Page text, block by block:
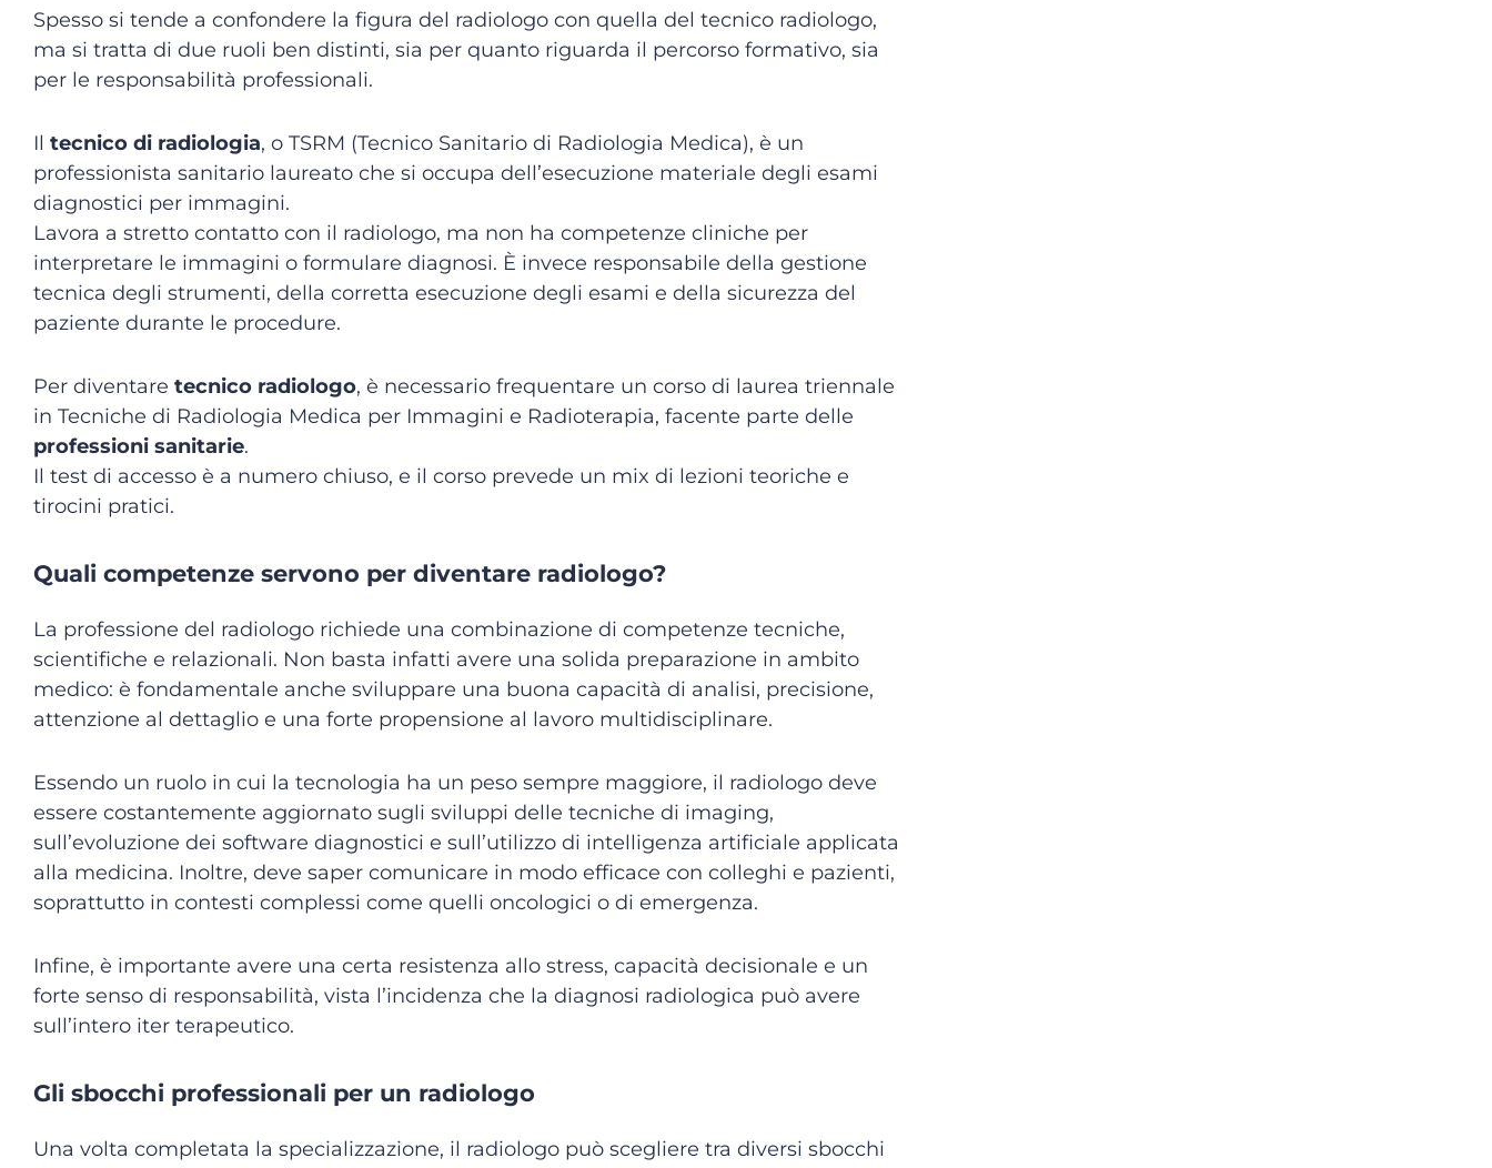
Spesso si tende a confondere la figura del radiologo con quella del tecnico radiologo,
ma si tratta di due ruoli ben distinti, sia per quanto riguarda il percorso formativo, sia
per le responsabilità professionali.
Il tecnico di radiologia, o TSRM (Tecnico Sanitario di Radiologia Medica), è un
professionista sanitario laureato che si occupa dell’esecuzione materiale degli esami
diagnostici per immagini.
Lavora a stretto contatto con il radiologo, ma non ha competenze cliniche per
interpretare le immagini o formulare diagnosi. È invece responsabile della gestione
tecnica degli strumenti, della corretta esecuzione degli esami e della sicurezza del
paziente durante le procedure.
Per diventare tecnico radiologo, è necessario frequentare un corso di laurea triennale
in Tecniche di Radiologia Medica per Immagini e Radioterapia, facente parte delle
professioni sanitarie.
Il test di accesso è a numero chiuso, e il corso prevede un mix di lezioni teoriche e
tirocini pratici.
Quali competenze servono per diventare radiologo?
La professione del radiologo richiede una combinazione di competenze tecniche,
scientifiche e relazionali. Non basta infatti avere una solida preparazione in ambito
medico: è fondamentale anche sviluppare una buona capacità di analisi, precisione,
attenzione al dettaglio e una forte propensione al lavoro multidisciplinare.
Essendo un ruolo in cui la tecnologia ha un peso sempre maggiore, il radiologo deve
essere costantemente aggiornato sugli sviluppi delle tecniche di imaging,
sull’evoluzione dei software diagnostici e sull’utilizzo di intelligenza artificiale applicata
alla medicina. Inoltre, deve saper comunicare in modo efficace con colleghi e pazienti,
soprattutto in contesti complessi come quelli oncologici o di emergenza.
Infine, è importante avere una certa resistenza allo stress, capacità decisionale e un
forte senso di responsabilità, vista l’incidenza che la diagnosi radiologica può avere
sull’intero iter terapeutico.
Gli sbocchi professionali per un radiologo
Una volta completata la specializzazione, il radiologo può scegliere tra diversi sbocchi